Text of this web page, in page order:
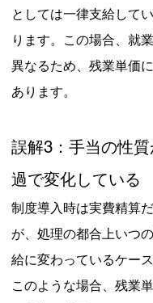
としては一律支給して
ります。この場合、就
異なるため、残業単価
あります。
誤解3：手当の性
過で変化している
制度導入時は実費精算
が、処理の都合上いつ
給に変わっているケース
このような場合、残業